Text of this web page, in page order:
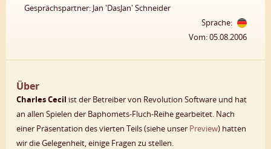
Gesprächspartner: Jan 'DasJan' Schneider
Sprache:
Vom: 05.08.2006
Über
Charles Cecil ist der Betreiber von Revolution Software und hat
an allen Spielen der Baphomets-Fluch-Reihe gearbeitet. Nach
einer Präsentation des vierten Teils (siehe unser Preview) hatten
wir die Gelegenheit, einige Fragen zu stellen.